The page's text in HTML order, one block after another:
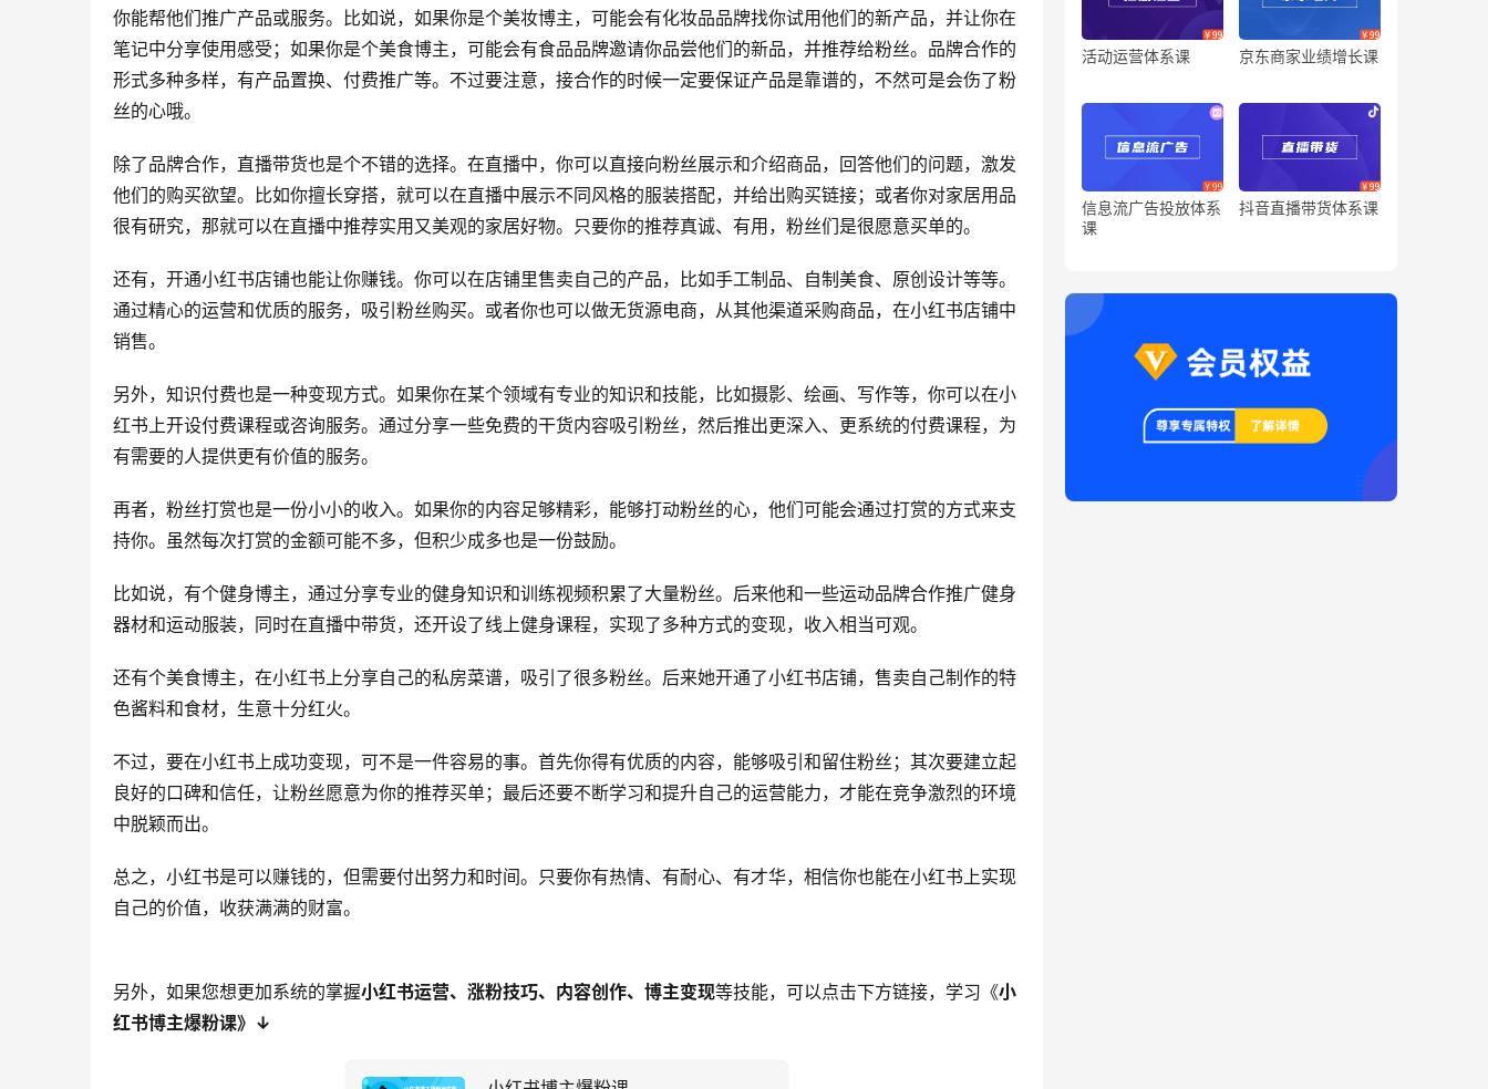
你能帮他们推广产品或服务。比如说，如果你是个美妆博主，可能会有化妆品品牌找你试用他们的新产品，并让你在
笔记中分享使用感受；如果你是个美食博主，可能会有食品品牌邀请你品尝他们的新品，并推荐给粉丝。品牌合作的
形式多种多样，有产品置换、付费推广等。不过要注意，接合作的时候一定要保证产品是靠谱的，不然可是会伤了粉
丝的心哦。
除了品牌合作，直播带货也是个不错的选择。在直播中，你可以直接向粉丝展示和介绍商品，回答他们的问题，激发
他们的购买欲望。比如你擅长穿搭，就可以在直播中展示不同风格的服装搭配，并给出购买链接；或者你对家居用品
很有研究，那就可以在直播中推荐实用又美观的家居好物。只要你的推荐真诚、有用，粉丝们是很愿意买单的。
还有，开通小红书店铺也能让你赚钱。你可以在店铺里售卖自己的产品，比如手工制品、自制美食、原创设计等等。
通过精心的运营和优质的服务，吸引粉丝购买。或者你也可以做无货源电商，从其他渠道采购商品，在小红书店铺中
销售。
另外，知识付费也是一种变现方式。如果你在某个领域有专业的知识和技能，比如摄影、绘画、写作等，你可以在小
红书上开设付费课程或咨询服务。通过分享一些免费的干货内容吸引粉丝，然后推出更深入、更系统的付费课程，为
有需要的人提供更有价值的服务。
再者，粉丝打赏也是一份小小的收入。如果你的内容足够精彩，能够打动粉丝的心，他们可能会通过打赏的方式来支
持你。虽然每次打赏的金额可能不多，但积少成多也是一份鼓励。
比如说，有个健身博主，通过分享专业的健身知识和训练视频积累了大量粉丝。后来他和一些运动品牌合作推广健身
器材和运动服装，同时在直播中带货，还开设了线上健身课程，实现了多种方式的变现，收入相当可观。
还有个美食博主，在小红书上分享自己的私房菜谱，吸引了很多粉丝。后来她开通了小红书店铺，售卖自己制作的特
色酱料和食材，生意十分红火。
不过，要在小红书上成功变现，可不是一件容易的事。首先你得有优质的内容，能够吸引和留住粉丝；其次要建立起
良好的口碑和信任，让粉丝愿意为你的推荐买单；最后还要不断学习和提升自己的运营能力，才能在竞争激烈的环境
中脱颖而出。
总之，小红书是可以赚钱的，但需要付出努力和时间。只要你有热情、有耐心、有才华，相信你也能在小红书上实现
自己的价值，收获满满的财富。
另外，如果您想更加系统的掌握小红书运营、涨粉技巧、内容创作、博主变现等技能，可以点击下方链接，学习《小
红书博主爆粉课》↓
活动运营体系课 京东商家业绩增长课
信息流广告投放体系
课
抖音直播带货体系课